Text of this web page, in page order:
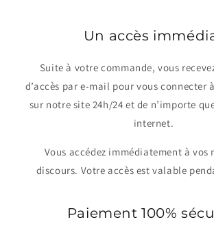
Un accès
Suite à votre commande, vous
d’accès par e-mail pour vous connecter
sur notre site 24h/24 et de n’importe
internet.
Vous accédez immédiatement à vos
discours. Votre accès est valable
Paiement 100%